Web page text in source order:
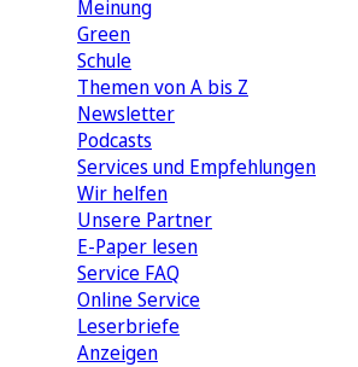
Meinung
Green
Schule
Themen von A bis Z
Newsletter
Podcasts
Services und Empfehlungen
Wir helfen
Unsere Partner
E-Paper lesen
Service FAQ
Online Service
Leserbriefe
Anzeigen